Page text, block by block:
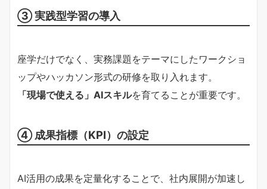
③ 実践型学習の導入
座学だけでなく、実務課題をテーマにしたワークショ
ップやハッカソン形式の研修を取り入れます。
「現場で使える」AIスキルを育てることが重要です。
④ 成果指標（KPI）の設定
AI活用の成果を定量化することで、社内展開が加速し